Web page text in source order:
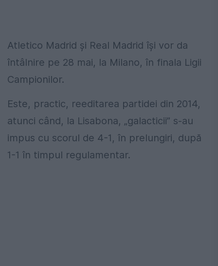
Atletico Madrid și Real Madrid își vor da
întâlnire pe 28 mai, la Milano, în finala Ligii
Campionilor.
Este, practic, reeditarea partidei din 2014,
atunci când, la Lisabona, „galacticii” s-au
impus cu scorul de 4-1, în prelungiri, după
1-1 în timpul regulamentar.